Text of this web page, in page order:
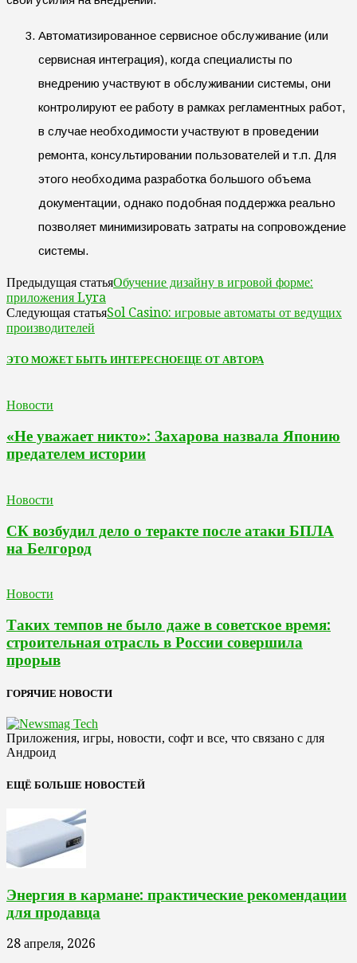
Автоматизированное сервисное обслуживание (или
сервисная интеграция), когда специалисты по
внедрению участвуют в обслуживании системы, они
контролируют ее работу в рамках регламентных работ,
в случае необходимости участвуют в проведении
ремонта, консультировании пользователей и т.п. Для
этого необходима разработка большого объема
документации, однако подобная поддержка реально
позволяет минимизировать затраты на сопровождение
системы.
Предыдущая статьяОбучение дизайну в игровой форме:
приложения Lyra
Следующая статьяSol Casino: игровые автоматы от ведущих
производителей
ЭТО МОЖЕТ БЫТЬ ИНТЕРЕСНОЕЩЕ ОТ АВТОРА
Новости
«Не уважает никто»: Захарова назвала Японию
предателем истории
Новости
СК возбудил дело о теракте после атаки БПЛА
на Белгород
Новости
Таких темпов не было даже в советское время:
строительная отрасль в России совершила
прорыв
ГОРЯЧИЕ НОВОСТИ
Приложения, игры, новости, софт и все, что связано с для
Андроид
ЕЩЁ БОЛЬШЕ НОВОСТЕЙ
Энергия в кармане: практические рекомендации
для продавца
28 апреля, 2026